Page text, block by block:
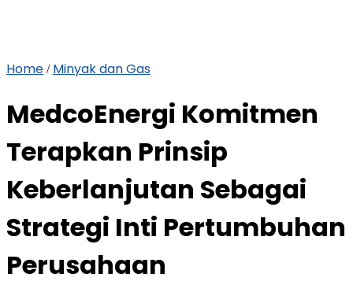
Home / Minyak dan Gas
MedcoEnergi Komitmen
Terapkan Prinsip
Keberlanjutan Sebagai
Strategi Inti Pertumbuhan
Perusahaan